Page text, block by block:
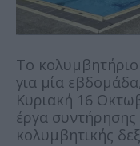
Το κολυμβητήριο
για μία
Κυριακή 16
έργα
κολυμβητικής